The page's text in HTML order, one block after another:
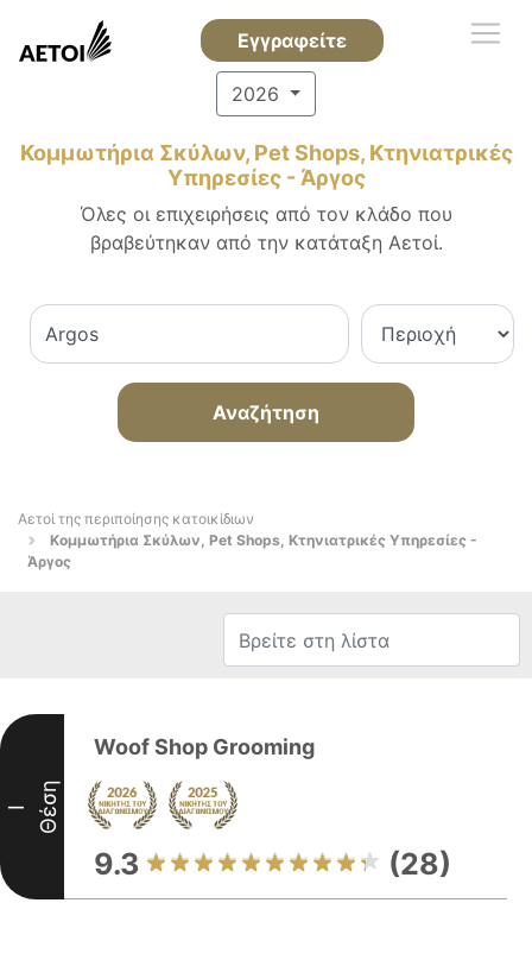
Εγγραφείτε
2026
Κομμωτήρια Σκύλων, Pet Shops, Κτηνιατρικές
Υπηρεσίες - Άργος
Όλες οι επιχειρήσεις από τον κλάδο που
βραβεύτηκαν από την κατάταξη Αετοί.
Αναζήτηση
Αετοί της περιποίησης κατοικίδιων
Κομμωτήρια Σκύλων, Pet Shops, Κτηνιατρικές Υπηρεσίες -
Άργος
I Θέση
Woof Shop Grooming
9.3 (28)